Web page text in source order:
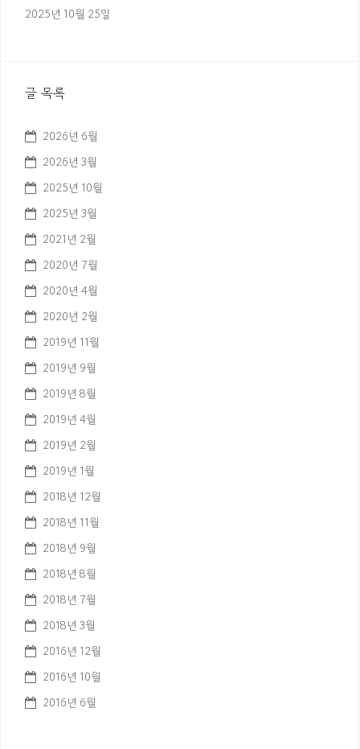
2025년 10월 25일
글 목록
2026년 6월
2026년 3월
2025년 10월
2025년 3월
2021년 2월
2020년 7월
2020년 4월
2020년 2월
2019년 11월
2019년 9월
2019년 8월
2019년 4월
2019년 2월
2019년 1월
2018년 12월
2018년 11월
2018년 9월
2018년 8월
2018년 7월
2018년 3월
2016년 12월
2016년 10월
2016년 6월